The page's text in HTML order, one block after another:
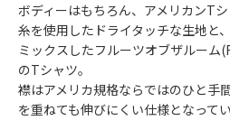
ボディーはもちろん、アメリカンT
糸を使用したドライタッチな生地と
ミックスしたフルーツオブザルーム
のTシャツ。
襟はアメリカ規格ならではのひと手
を重ねても伸びにくい仕様となってい